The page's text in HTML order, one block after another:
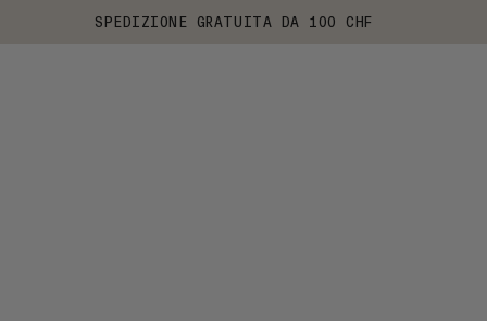
SPEDIZIONE GRATUITA DA 100 CHF